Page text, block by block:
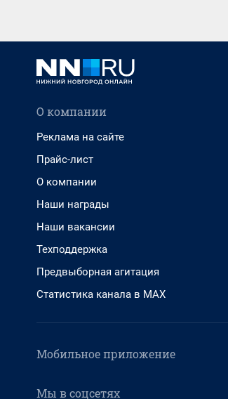
О компании
Реклама на сайте
Прайс-лист
О компании
Наши награды
Наши вакансии
Техподдержка
Предвыборная агитация
Статистика канала в MAX
Мобильное приложение
Мы в соцсетях